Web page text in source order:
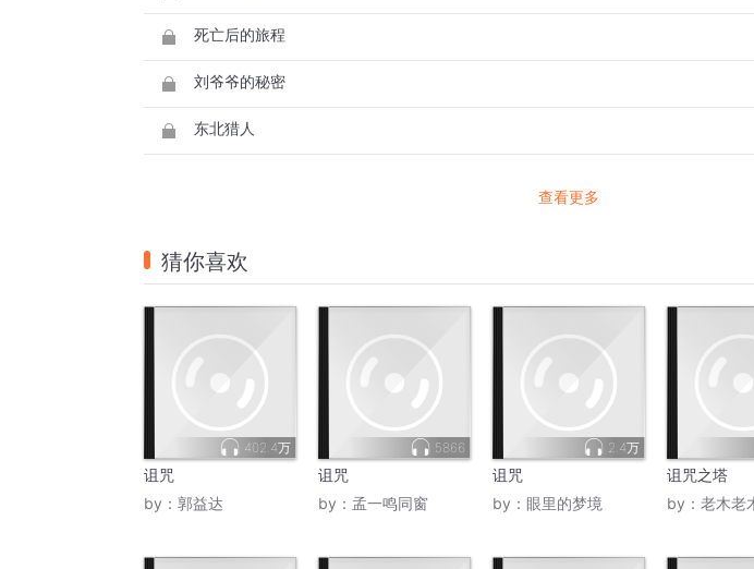
死亡后的旅程
刘爷爷的秘密
东北猎人
查看更多
猜你喜欢
402.4万
诅咒
by： 郭益达
5866
诅咒
by： 孟一鸣同窗
2.4万
诅咒
by： 眼里的梦境
诅咒之塔
by： 老木老